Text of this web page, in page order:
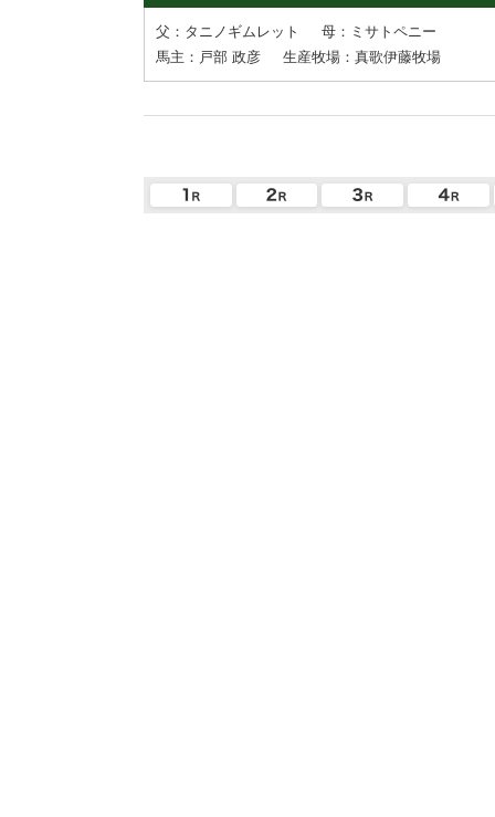
父：タニノギムレット
母：ミサトペニー
馬主：戸部 政彦
生産牧場：真歌伊藤牧場